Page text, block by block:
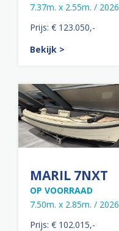
7.37m. x 2.55m. / 2026
Prijs: € 123.050,-
Bekijk >
MARIL 7NXT
OP VOORRAAD
7.50m. x 2.85m. / 2026
Prijs: € 102.015,-